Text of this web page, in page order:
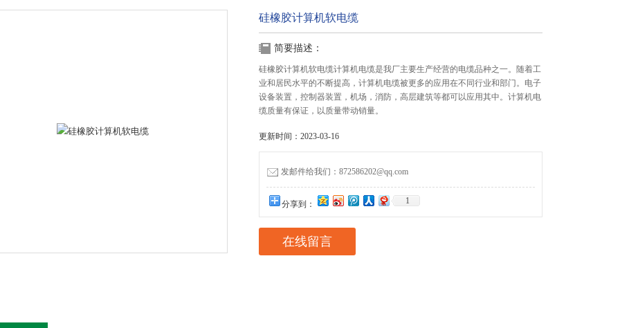
硅橡胶计算机软电缆
简要描述：
硅橡胶计算机软电缆计算机电缆是我厂主要生产经营的电缆品种之一。随着工
业和居民水平的不断提高，计算机电缆被更多的应用在不同行业和部门。电子
设备装置，控制器装置，机场，消防，高层建筑等都可以应用其中。计算机电
缆质量有保证，以质量带动销量。
更新时间：2023-03-16
发邮件给我们：872586202@qq.com
分享到： 1
在线留言